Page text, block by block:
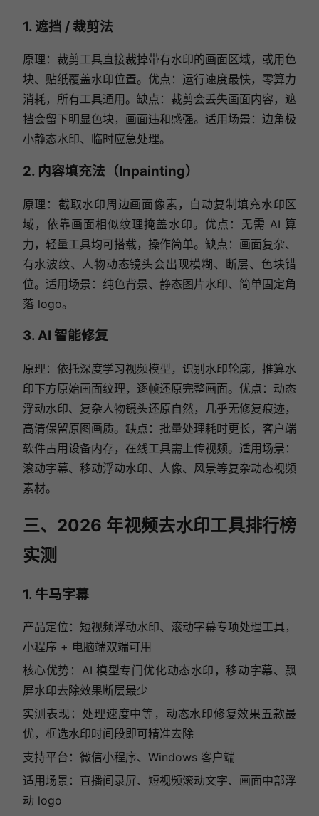
1. 遮挡 / 裁剪法
原理：裁剪工具直接裁掉带有水印的画面区域，或用色
块、贴纸覆盖水印位置。优点：运行速度最快，零算力
消耗，所有工具通用。缺点：裁剪会丢失画面内容，遮
挡会留下明显色块，画面违和感强。适用场景：边角极
小静态水印、临时应急处理。
2. 内容填充法（Inpainting）
原理：截取水印周边画面像素，自动复制填充水印区
域，依靠画面相似纹理掩盖水印。优点：无需 AI 算
力，轻量工具均可搭载，操作简单。缺点：画面复杂、
有水波纹、人物动态镜头会出现模糊、断层、色块错
位。适用场景：纯色背景、静态图片水印、简单固定角
落 logo。
3. AI 智能修复
原理：依托深度学习视频模型，识别水印轮廓，推算水
印下方原始画面纹理，逐帧还原完整画面。优点：动态
浮动水印、复杂人物镜头还原自然，几乎无修复痕迹，
高清保留原图画质。缺点：批量处理耗时更长，客户端
软件占用设备内存，在线工具需上传视频。适用场景：
滚动字幕、移动浮动水印、人像、风景等复杂动态视频
素材。
三、2026 年视频去水印工具排行榜
实测
1. 牛马字幕
产品定位：短视频浮动水印、滚动字幕专项处理工具，
小程序 + 电脑端双端可用
核心优势：AI 模型专门优化动态水印，移动字幕、飘
屏水印去除效果断层最少
实测表现：处理速度中等，动态水印修复效果五款最
优，框选水印时间段即可精准去除
支持平台：微信小程序、Windows 客户端
适用场景：直播间录屏、短视频滚动文字、画面中部浮
动 logo